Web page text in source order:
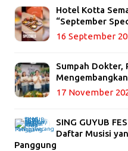
Hotel Kotta
“September
16 September
Sumpah Dokter,
17 November
SING GUYUB
Daftar Musisi
Panggung